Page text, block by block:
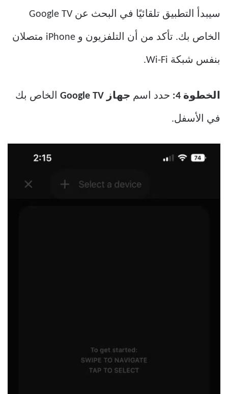
سيبدأ التطبيق تلقائيًا في البحث عن Google TV
الخاص بك. تأكد من أن التلفزيون و iPhone متصلان
بنفس شبكة Wi-Fi.
الخطوة 4: حدد اسم جهاز Google TV الخاص بك
في الأسفل.